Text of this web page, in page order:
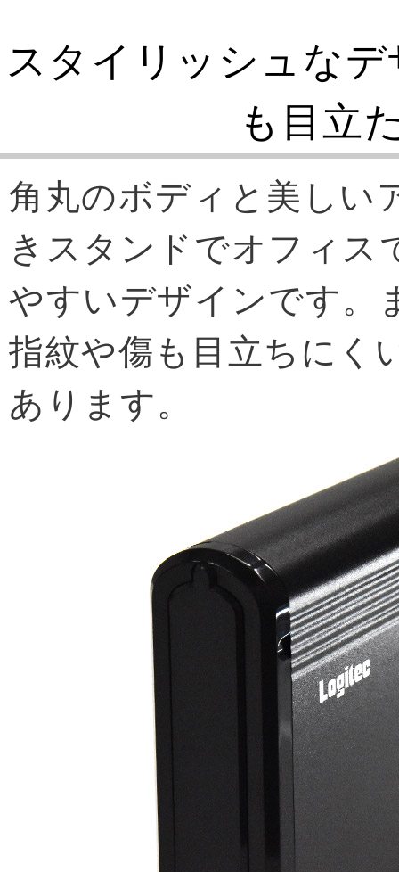
スタイリッシュな
も目立
角丸のボディと美しい
きスタンドでオフィス
やすいデザインです。
指紋や傷も目立ちにく
あります。